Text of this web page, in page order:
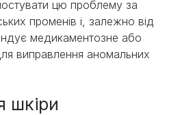
цю проблему за
променів і, залежно від
медикаментозне або
виправлення аномальних
шкіри